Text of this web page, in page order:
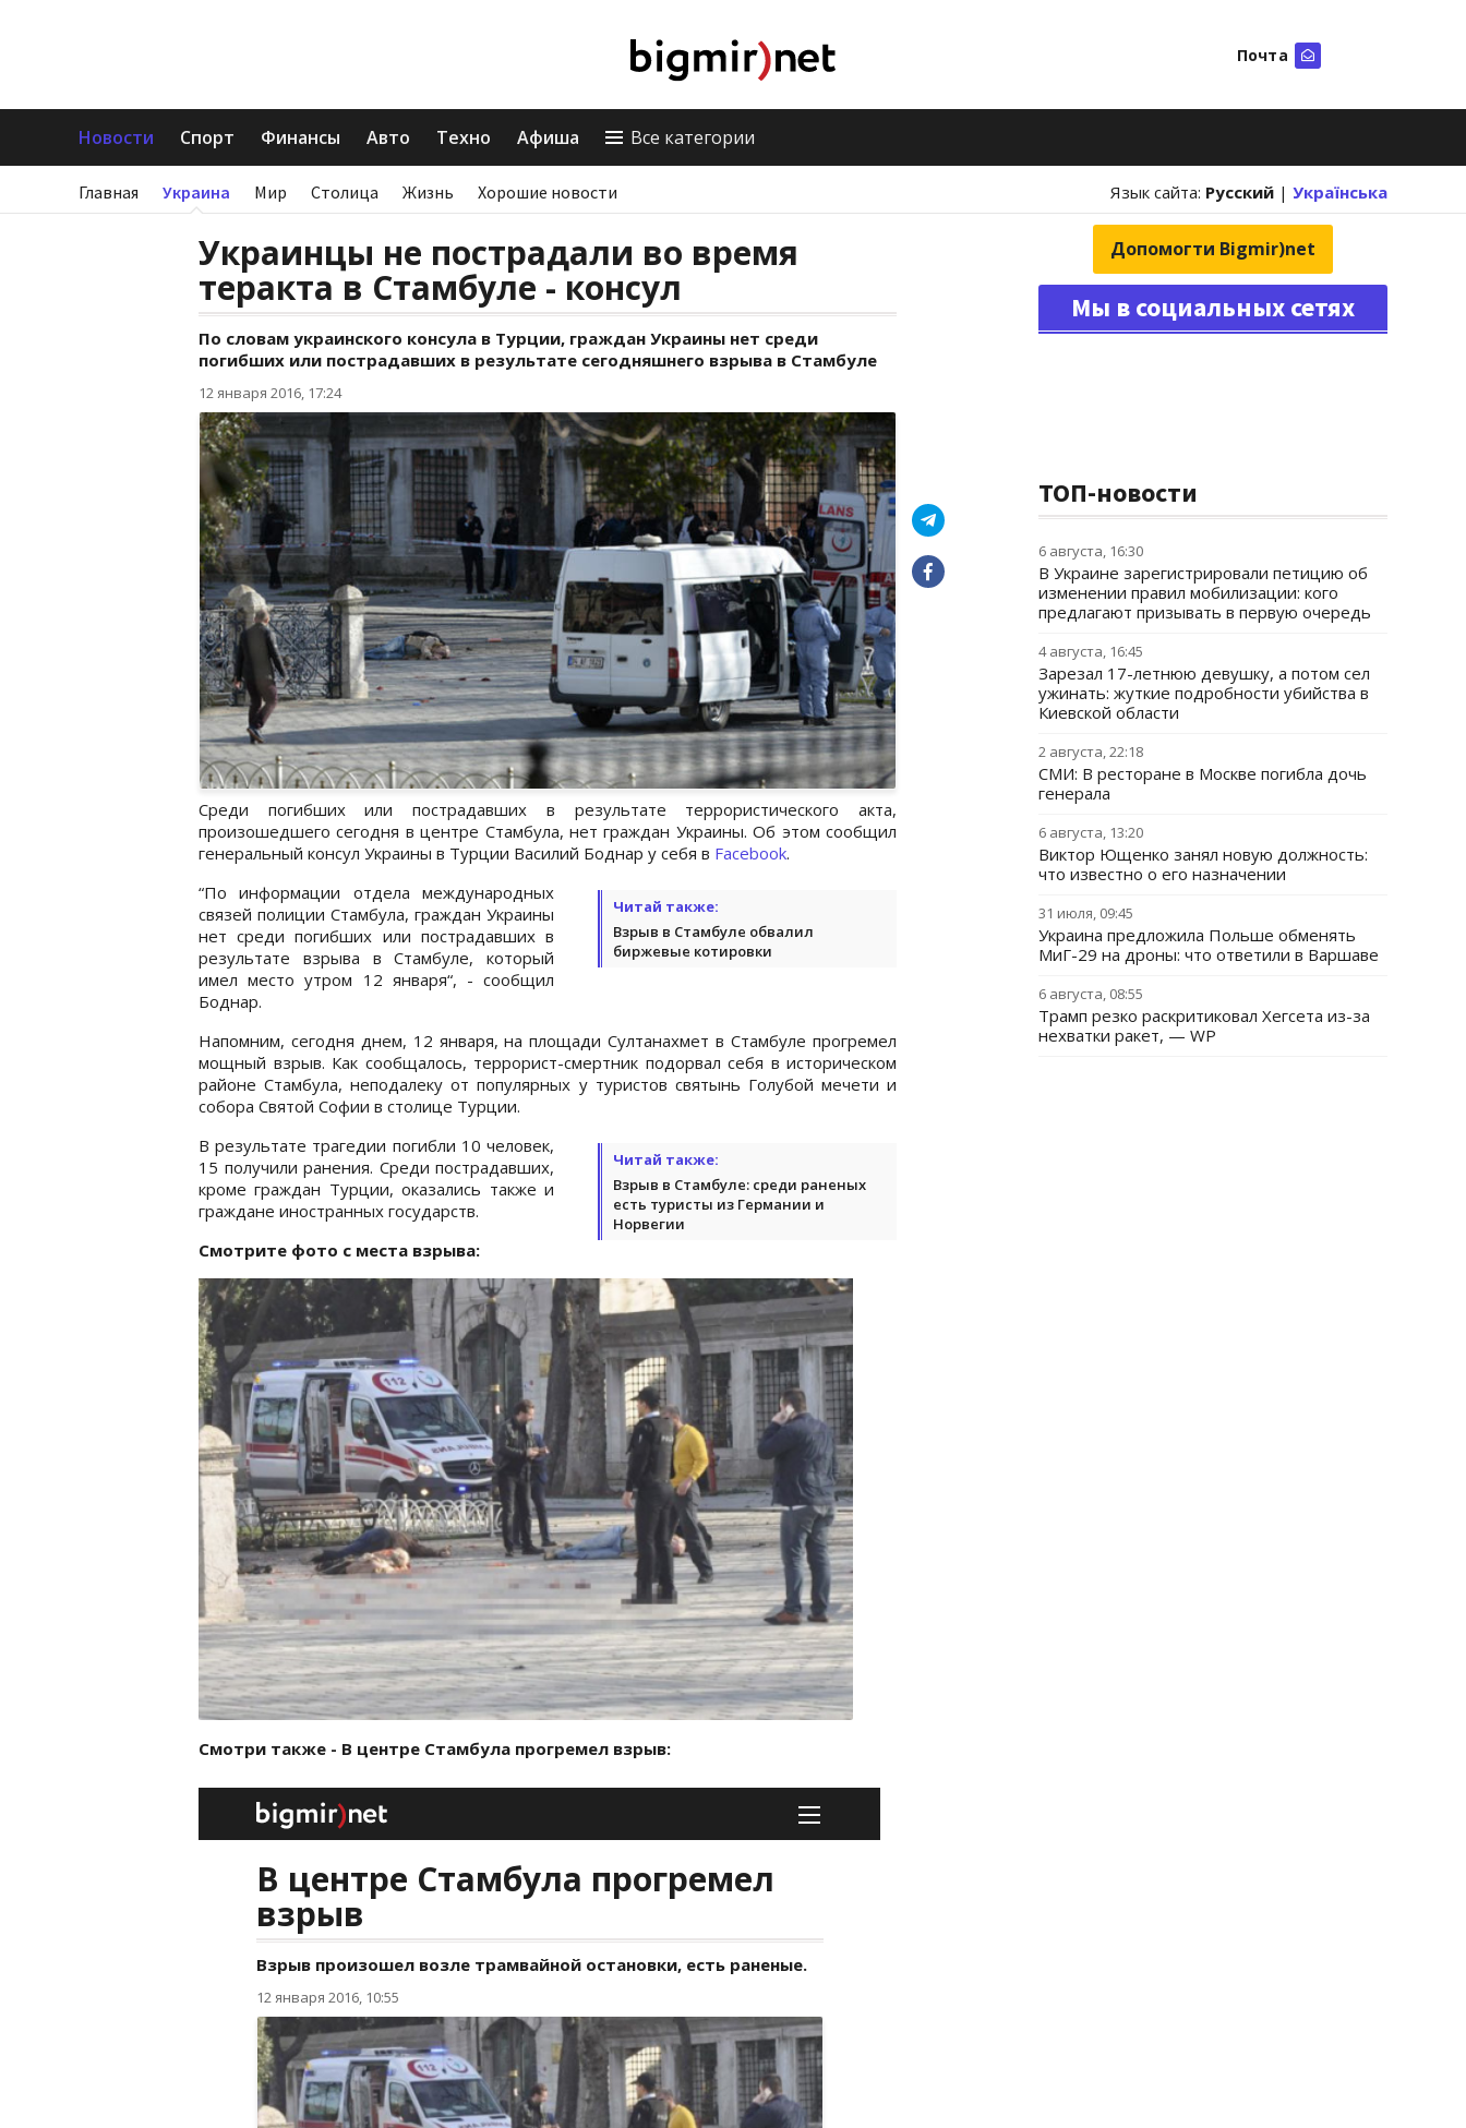
Почта
Новости Спорт Финансы Авто Техно Афиша Все категории
Главная Украина Мир Столица Жизнь Хорошие новости Язык сайта: Русский | Українська
Украинцы не пострадали во время
теракта в Стамбуле - консул
По словам украинского консула в Турции, граждан Украины нет среди
погибших или пострадавших в результате сегодняшнего взрыва в Стамбуле
12 января 2016, 17:24
Среди погибших или пострадавших в результате террористического акта,
произошедшего сегодня в центре Стамбула, нет граждан Украины. Об этом сообщил
генеральный консул Украины в Турции Василий Боднар у себя в Facebook.
Читай также:
Взрыв в Стамбуле обвалил
биржевые котировки
“По информации отдела международных
связей полиции Стамбула, граждан Украины
нет среди погибших или пострадавших в
результате взрыва в Стамбуле, который
имел место утром 12 января“, - сообщил
Боднар.
Напомним, сегодня днем, 12 января, на площади Султанахмет в Стамбуле прогремел
мощный взрыв. Как сообщалось, террорист-смертник подорвал себя в историческом
районе Стамбула, неподалеку от популярных у туристов святынь Голубой мечети и
собора Святой Софии в столице Турции.
Читай также:
Взрыв в Стамбуле: среди раненых
есть туристы из Германии и
Норвегии
В результате трагедии погибли 10 человек,
15 получили ранения. Среди пострадавших,
кроме граждан Турции, оказались также и
граждане иностранных государств.
Смотрите фото с места взрыва:
Смотри также - В центре Стамбула прогремел взрыв:
Допомогти Bigmir)net
Мы в социальных сетях
ТОП-новости
6 августа, 16:30
В Украине зарегистрировали петицию об
изменении правил мобилизации: кого
предлагают призывать в первую очередь
4 августа, 16:45
Зарезал 17-летнюю девушку, а потом сел
ужинать: жуткие подробности убийства в
Киевской области
2 августа, 22:18
СМИ: В ресторане в Москве погибла дочь
генерала
6 августа, 13:20
Виктор Ющенко занял новую должность:
что известно о его назначении
31 июля, 09:45
Украина предложила Польше обменять
МиГ-29 на дроны: что ответили в Варшаве
6 августа, 08:55
Трамп резко раскритиковал Хегсета из-за
нехватки ракет, — WP